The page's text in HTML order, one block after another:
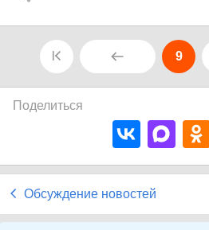
9
Поделиться
Обсуждение новостей